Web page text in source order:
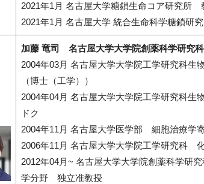
2021年1月 名古屋大学糖鎖生命コア研究所
2021年1月 名古屋大学 統合生命科学糖鎖研
加藤 竜司 名古屋大学大学院創薬科学研究
2004年03月 名古屋大学大学院工学研究科
（博士（工学））
2004年04月 名古屋大学大学院工学研究科
ドク
2004年11月 名古屋大学医学部 細胞治療学
2006年11月 名古屋大学大学院工学研究科
2012年04月~ 名古屋大学大学院創薬科学研
学分野 独立准教授